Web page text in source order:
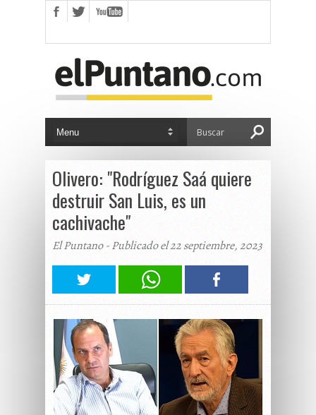
Olivero: "Rodríguez Saá quiere
destruir San Luis, es un
cachivache"
El Puntano - Publicado el 22 septiembre, 2023